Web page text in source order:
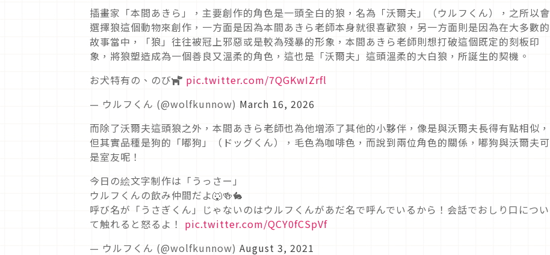
插畫家「本間あきら」，主要創作的角色是一頭全白的狼，名為「沃爾夫」（ウルフくん），之所以會
選擇狼這個動物來創作，一方面是因為本間あきら老師本身就很喜歡狼，另一方面則是因為在大多數的
故事當中，「狼」往往被冠上邪惡或是較為殘暴的形象，本間あきら老師則想打破這個既定的刻板印
象，將狼塑造成為一個善良又溫柔的角色，這也是「沃爾夫」這頭溫柔的大白狼，所誕生的契機。
お犬特有の、のび🐕 pic.twitter.com/7QGKwIZrfl
— ウルフくん (@wolfkunnow) March 16, 2026
而除了沃爾夫這頭狼之外，本間あきら老師也為他增添了其他的小夥伴，像是與沃爾夫長得有點相似，
但其實品種是狗的「嘟狗」（ドッグくん），毛色為咖啡色，而說到兩位角色的關係，嘟狗與沃爾夫可
是室友呢！
今日の絵文字制作は「うっさー」
ウルフくんの飲み仲間だよ🐺🍻🐇
呼び名が「うさぎくん」じゃないのはウルフくんがあだ名で呼んでいるから！会話でおしり口につい
て触れると怒るよ！ pic.twitter.com/QCY0fCSpVf
— ウルフくん (@wolfkunnow) August 3, 2021